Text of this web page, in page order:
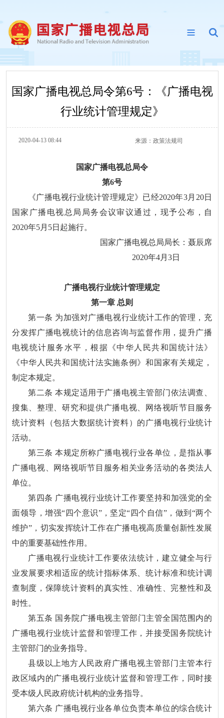
国家广播电视总局令第6号：《广播电视
行业统计管理规定》
2020-04-13 08:44 来源： 政策法规司
国家广播电视总局令
第6号
《广播电视行业统计管理规定》已经2020年3月20日
国家广播电视总局局务会议审议通过，现予公布，自
2020年5月5日起施行。
国家广播电视总局局长：聂辰席
2020年4月3日
广播电视行业统计管理规定
第一章 总则
第一条 为加强对广播电视行业统计工作的管理，充
分发挥广播电视统计的信息咨询与监督作用，提升广播
电视统计服务水平，根据《中华人民共和国统计法》
《中华人民共和国统计法实施条例》和国家有关规定，
制定本规定。
第二条 本规定适用于广播电视主管部门依法调查、
搜集、整理、研究和提供广播电视、网络视听节目服务
统计资料（包括大数据统计资料）的广播电视行业统计
活动。
第三条 本规定所称广播电视行业各单位，是指从事
广播电视、网络视听节目服务相关业务活动的各类法人
单位。
第四条 广播电视行业统计工作要坚持和加强党的全
面领导，增强“四个意识”，坚定“四个自信”，做到“两个
维护”，切实发挥统计工作在广播电视高质量创新性发展
中的重要基础性作用。
广播电视行业统计工作要依法统计，建立健全与行
业发展要求相适应的统计指标体系、统计标准和统计调
查制度，保障统计资料的真实性、准确性、完整性和及
时性。
第五条 国务院广播电视主管部门主管全国范围内的
广播电视行业统计监督和管理工作，并接受国务院统计
主管部门的业务指导。
县级以上地方人民政府广播电视主管部门主管本行
政区域内的广播电视行业统计监督和管理工作，同时接
受本级人民政府统计机构的业务指导。
第六条 广播电视行业各单位负责本单位的综合统计